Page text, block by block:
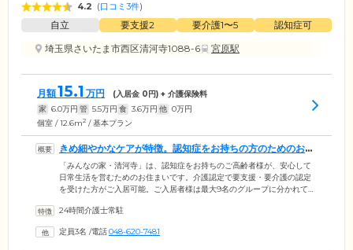
4.2 (口コミ3件)
自立 要支援2 要介護1〜5
認知症可
埼玉県さいたま市西区清河寺1088-6
宮原駅
月額15.1 万円 (入居金 0円) + 介護保険料
家 6.0万円 管 5.5万円 食 3.6万円 他 0万円
個室 / 12.6m2 / 基本プラン
きめ細やかなケアが特徴。認知症をお持ちの方のためのお住
まいです
「みんなの家・清河寺」は、認知症をお持ちのご高齢者様が、安心して
日常生活を営むためのお住まいです。介護認定で要支援・要介護の認定
を受けた方がご入居可能。ご入居者様は最大9名のグループに分かれて共
の暮らしだと戸惑いや不安を感じやすい方でも安心です。さらにスタッ
また、グループホームは有料老人ホームと比べて費用負担が少ないのが
24時間介護士常駐
定員3名 /電話048-620-7481